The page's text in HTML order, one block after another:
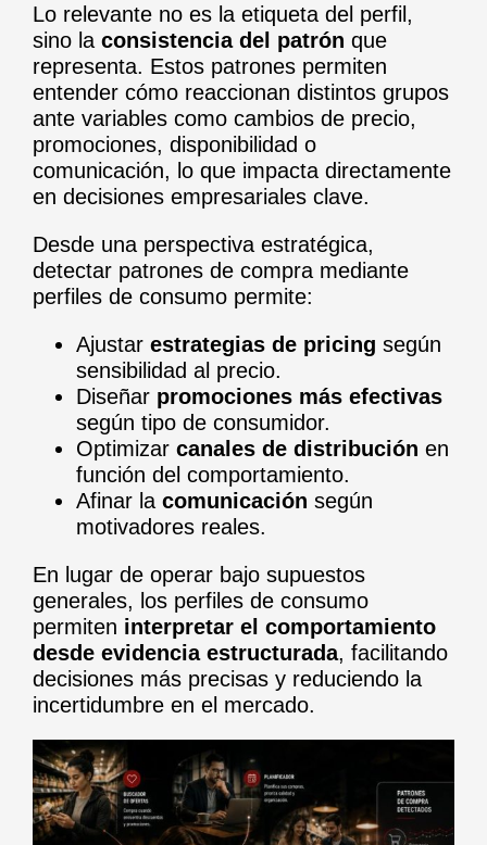
Lo relevante no es la etiqueta del perfil,
sino la consistencia del patrón que
representa. Estos patrones permiten
entender cómo reaccionan distintos grupos
ante variables como cambios de precio,
promociones, disponibilidad o
comunicación, lo que impacta directamente
en decisiones empresariales clave.
Desde una perspectiva estratégica,
detectar patrones de compra mediante
perfiles de consumo permite:
Ajustar estrategias de pricing según
sensibilidad al precio.
Diseñar promociones más efectivas
según tipo de consumidor.
Optimizar canales de distribución en
función del comportamiento.
Afinar la comunicación según
motivadores reales.
En lugar de operar bajo supuestos
generales, los perfiles de consumo
permiten interpretar el comportamiento
desde evidencia estructurada, facilitando
decisiones más precisas y reduciendo la
incertidumbre en el mercado.